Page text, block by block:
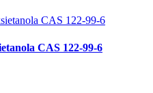
CAS 122-99-6